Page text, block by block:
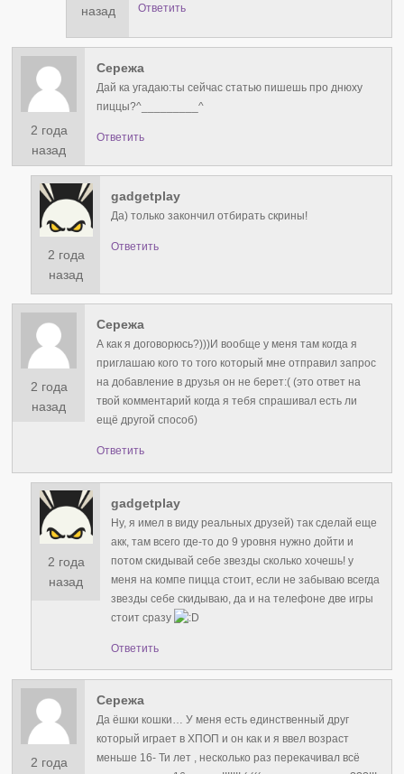
назад
Ответить
2 года
назад
Сережа
Дай ка угадаю:ты сейчас статью пишешь про днюху
пиццы?^⁠_⁠_⁠_⁠_⁠_⁠_⁠_⁠_⁠_⁠^
Ответить
2 года
назад
gadgetplay
Да) только закончил отбирать скрины!
Ответить
2 года
назад
Сережа
А как я договорюсь?)))И вообще у меня там когда я
приглашаю кого то того который мне отправил запрос
на добавление в друзья он не берет:( (это ответ на
твой комментарий когда я тебя спрашивал есть ли
ещё другой способ)
Ответить
2 года
назад
gadgetplay
Ну, я имел в виду реальных друзей) так сделай еще
акк, там всего где-то до 9 уровня нужно дойти и
потом скидывай себе звезды сколько хочешь! у
меня на компе пицца стоит, если не забываю всегда
звезды себе скидываю, да и на телефоне две игры
стоит сразу
Ответить
2 года
Сережа
Да ёшки кошки… У меня есть единственный друг
который играет в ХПОП и он как и я ввел возраст
меньше 16- Ти лет , несколько раз перекачивал всё